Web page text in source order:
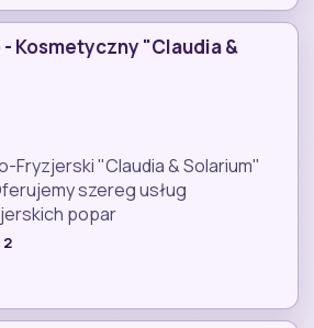
Kosmetyczny "Claudia &
Fryzjerski "Claudia & Solarium"
szereg usług
popar
2